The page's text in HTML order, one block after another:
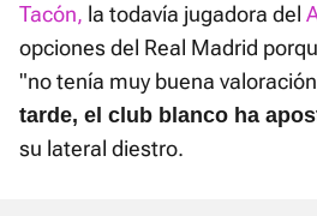
Tacón, la todavía jugadora del
opciones del Real Madrid
"no tenía muy buena
tarde, el club blanco ha
su lateral diestro.